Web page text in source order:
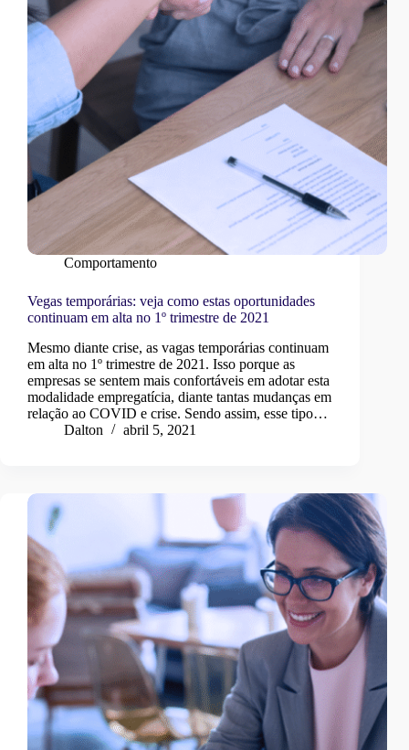
Comportamento
Vegas temporárias: veja como estas oportunidades
continuam em alta no 1º trimestre de 2021
Mesmo diante crise, as vagas temporárias continuam
em alta no 1º trimestre de 2021. Isso porque as
empresas se sentem mais confortáveis em adotar esta
modalidade empregatícia, diante tantas mudanças em
relação ao COVID e crise. Sendo assim, esse tipo…
Dalton
abril 5, 2021